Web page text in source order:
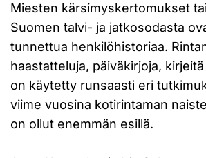
Miesten kärsimyskertomukset
Suomen talvi- ja jatkosodasta
tunnettua henkilöhistoriaa.
haastatteluja, päiväkirjoja,
on käytetty runsaasti eri
viime vuosina kotirintaman
on ollut enemmän esillä.